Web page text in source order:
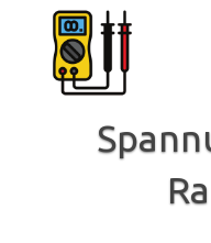
Inhalt
springen